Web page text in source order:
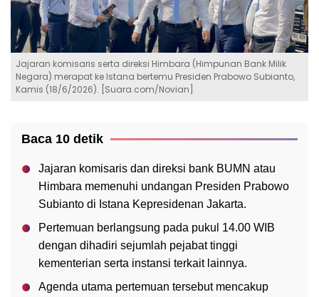
Jajaran komisaris serta direksi Himbara (Himpunan Bank Milik
Negara) merapat ke Istana bertemu Presiden Prabowo Subianto,
Kamis (18/6/2026). [Suara.com/Novian]
Baca 10 detik
Jajaran komisaris dan direksi bank BUMN atau
Himbara memenuhi undangan Presiden Prabowo
Subianto di Istana Kepresidenan Jakarta.
Pertemuan berlangsung pada pukul 14.00 WIB
dengan dihadiri sejumlah pejabat tinggi
kementerian serta instansi terkait lainnya.
Agenda utama pertemuan tersebut mencakup